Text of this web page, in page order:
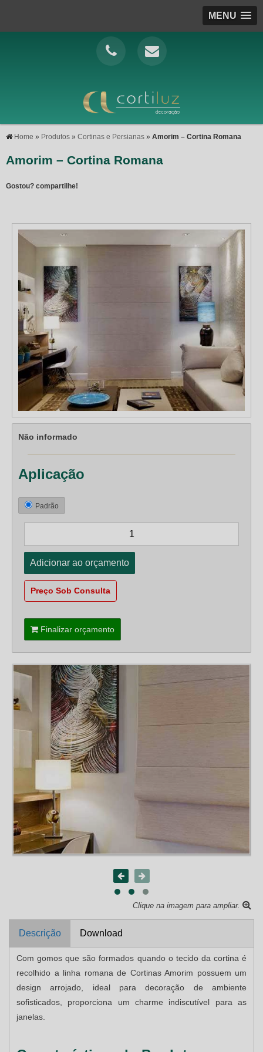
MENU
Home » Produtos » Cortinas e Persianas » Amorim – Cortina Romana
Amorim – Cortina Romana
Gostou? compartilhe!
Não informado
Aplicação
Padrão
Preço Sob Consulta
Finalizar orçamento
Clique na imagem para ampliar.
Descrição Download
Com gomos que são formados quando o tecido da cortina é
recolhido a linha romana de Cortinas Amorim possuem um
design arrojado, ideal para decoração de ambiente
sofisticados, proporciona um charme indiscutível para as
janelas.